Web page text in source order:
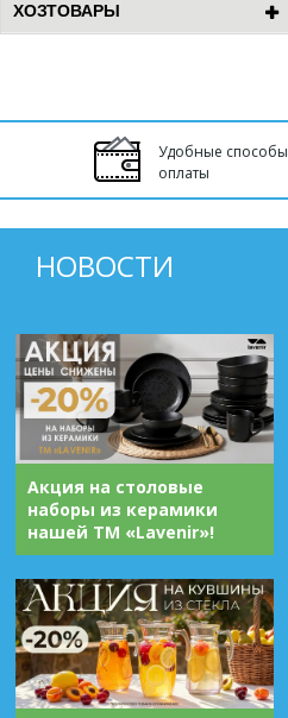
ХОЗТОВАРЫ
Удобные способы
оплаты
НОВОСТИ
Акция на столовые
наборы из керамики
нашей ТМ «Lavenir»!